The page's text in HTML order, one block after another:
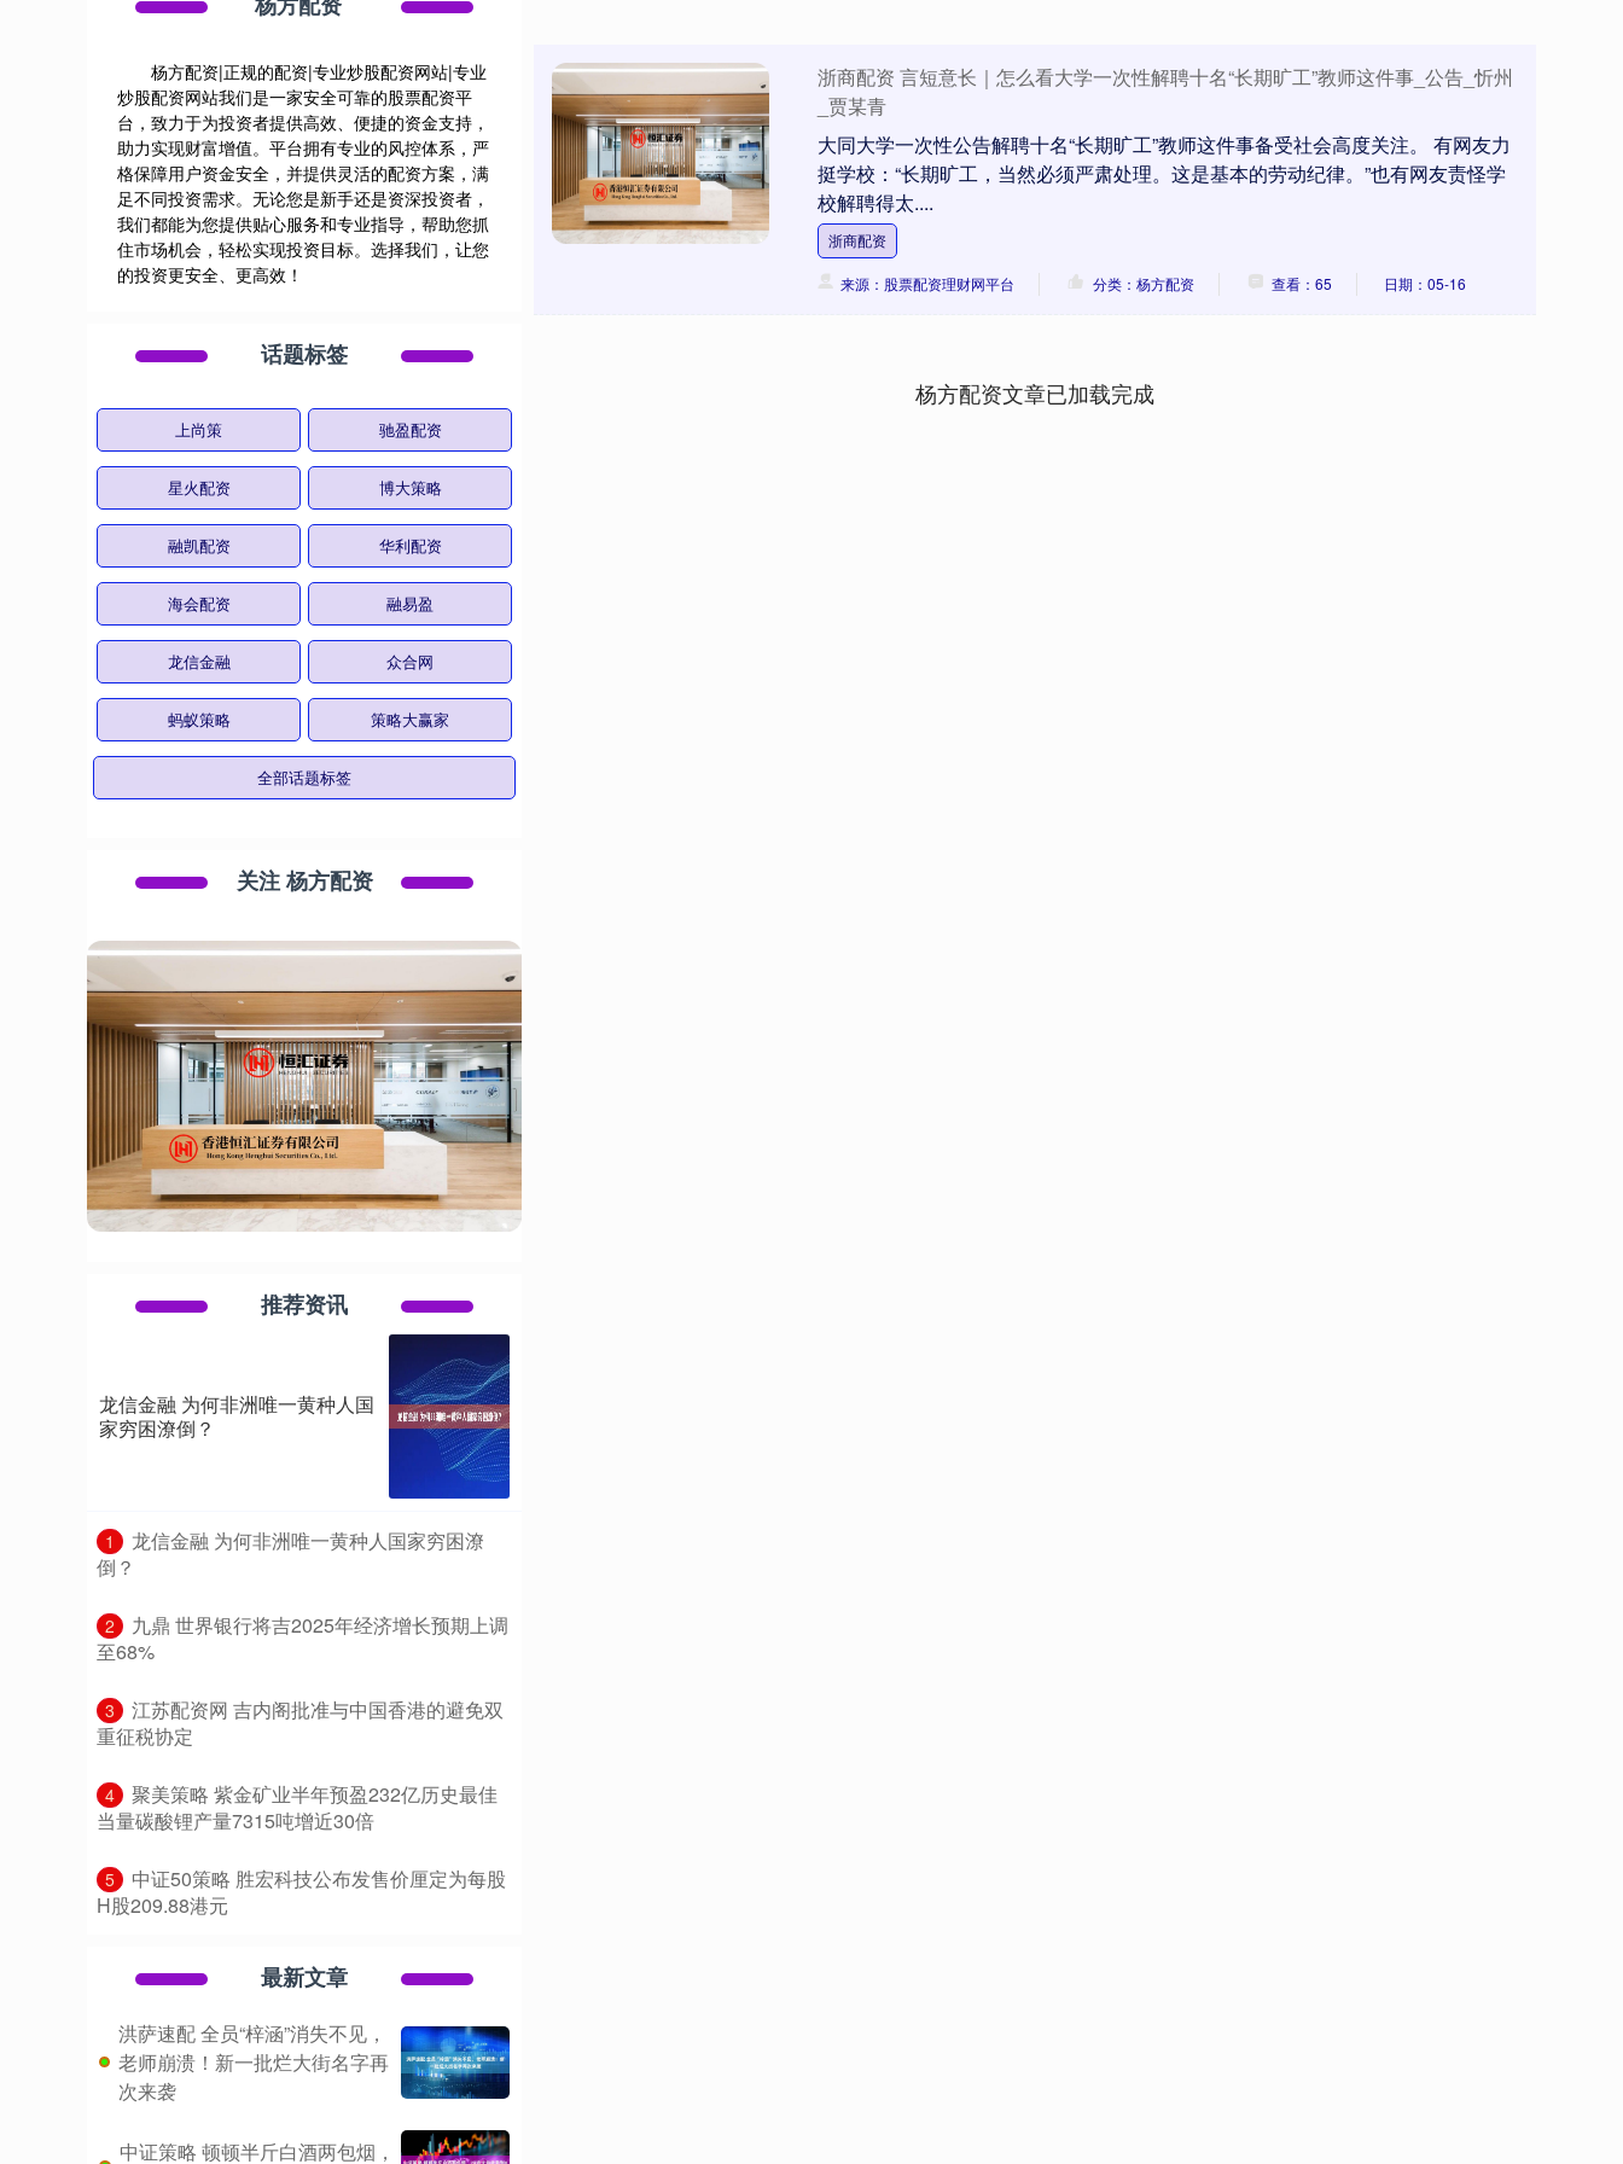
浙商配资 言短意长｜怎么看大学一次性解聘十名“长期旷工”教师这件事_公告_忻州
_贾某青
大同大学一次性公告解聘十名“长期旷工”教师这件事备受社会高度关注。 有网友力
挺学校：“长期旷工，当然必须严肃处理。这是基本的劳动纪律。”也有网友责怪学
校解聘得太....
浙商配资
来源：股票配资理财网平台 分类：杨方配资 查看：65 日期：05-16
杨方配资文章已加载完成
杨方配资|正规的配资|专业炒股配资网站|专业
炒股配资网站我们是一家安全可靠的股票配资平
台，致力于为投资者提供高效、便捷的资金支持，
助力实现财富增值。平台拥有专业的风控体系，严
格保障用户资金安全，并提供灵活的配资方案，满
足不同投资需求。无论您是新手还是资深投资者，
我们都能为您提供贴心服务和专业指导，帮助您抓
住市场机会，轻松实现投资目标。选择我们，让您
的投资更安全、更高效！
话题标签
上尚策 驰盈配资
星火配资 博大策略
融凯配资 华利配资
海会配资 融易盈
龙信金融 众合网
蚂蚁策略 策略大赢家
全部话题标签
关注 杨方配资
推荐资讯
龙信金融 为何非洲唯一黄种人国
家穷困潦倒？
1
​龙信金融 为何非洲唯一黄种人国家穷困潦
倒？
2
​九鼎 世界银行将吉2025年经济增长预期上调
至68%
3
​江苏配资网 吉内阁批准与中国香港的避免双
重征税协定
4
​聚美策略 紫金矿业半年预盈232亿历史最佳
当量碳酸锂产量7315吨增近30倍
5
​中证50策略 胜宏科技公布发售价厘定为每股
H股209.88港元
最新文章
洪萨速配 全员“梓涵”消失不见，
老师崩溃！新一批烂大街名字再
次来袭
中证策略 顿顿半斤白酒两包烟，